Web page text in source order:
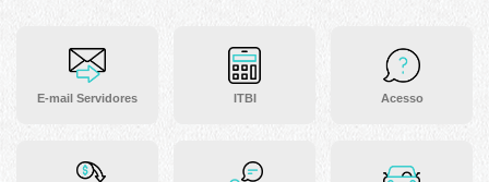
E-mail Servidores ITBI Acesso